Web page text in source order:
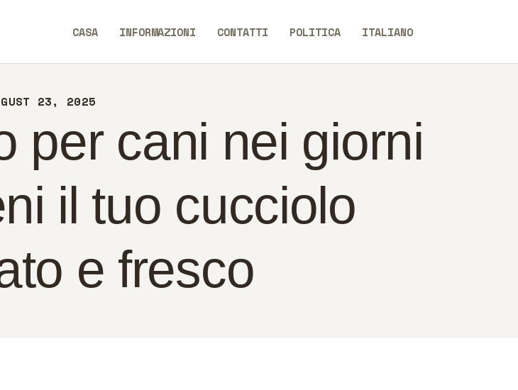
CASA INFORMAZIONI CONTATTI POLITICA ITALIANO
23, 2025
per cani nei giorni
il tuo cucciolo
e fresco